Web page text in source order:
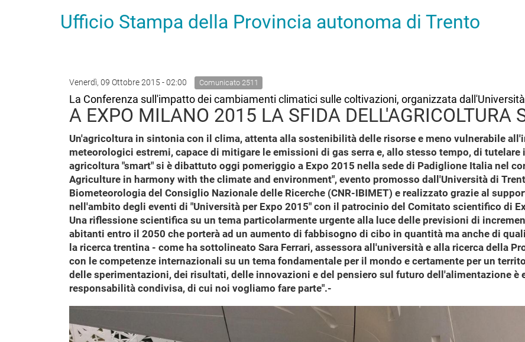
Ufficio Stampa della Provincia autonoma di Trento
Venerdì, 09 Ottobre 2015 - 02:00 Comunicato 2511
La Conferenza sull'impatto dei cambiamenti climatici sulle coltivazioni, organizzata
A EXPO MILANO 2015 LA SFIDA DELL'AGRICOLTURA
Un'agricoltura in sintonia con il clima, attenta alla sostenibilità delle risorse e meno vulnerabile
meteorologici estremi, capace di mitigare le emissioni di gas serra e, allo stesso tempo, di
agricoltura "smart" si è dibattuto oggi pomeriggio a Expo 2015 nella sede di Padiglione Italia nel
Agriculture in harmony with the climate and environment", evento promosso dall'Università di
Biometeorologia del Consiglio Nazionale delle Ricerche (CNR-IBIMET) e realizzato grazie al
nell'ambito degli eventi di "Università per Expo 2015" con il patrocinio del Comitato scientifico di
Una riflessione scientifica su un tema particolarmente urgente alla luce delle previsioni di
abitanti entro il 2050 che porterà ad un aumento di fabbisogno di cibo in quantità ma anche di
la ricerca trentina - come ha sottolineato Sara Ferrari, assessora all'università e alla ricerca della
con le competenze internazionali su un tema fondamentale per il mondo e certamente per un
delle sperimentazioni, dei risultati, delle innovazioni e del pensiero sul futuro dell'alimentazione è
responsabilità condivisa, di cui noi vogliamo fare parte".-